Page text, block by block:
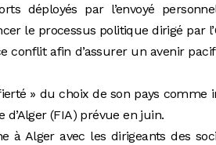
déployés par l’envoyé
le processus politique dirigé par
conflit afin d’assurer un avenir
» du choix de son pays comme
(FIA) prévue en juin.
à Alger avec les dirigeants des